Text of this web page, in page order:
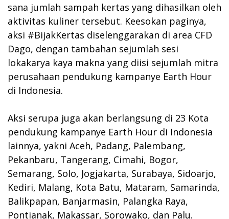
sana jumlah sampah kertas yang dihasilkan oleh
aktivitas kuliner tersebut. Keesokan paginya,
aksi #BijakKertas diselenggarakan di area CFD
Dago, dengan tambahan sejumlah sesi
lokakarya kaya makna yang diisi sejumlah mitra
perusahaan pendukung kampanye Earth Hour
di Indonesia.
Aksi serupa juga akan berlangsung di 23 Kota
pendukung kampanye Earth Hour di Indonesia
lainnya, yakni Aceh, Padang, Palembang,
Pekanbaru, Tangerang, Cimahi, Bogor,
Semarang, Solo, Jogjakarta, Surabaya, Sidoarjo,
Kediri, Malang, Kota Batu, Mataram, Samarinda,
Balikpapan, Banjarmasin, Palangka Raya,
Pontianak, Makassar, Sorowako, dan Palu.